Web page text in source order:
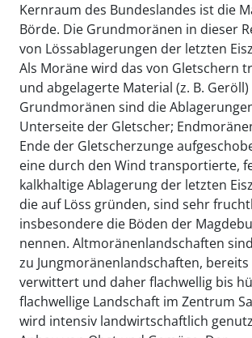
Kernraum des Bundeslandes ist die
Börde. Die Grundmoränen in dieser
von Lössablagerungen der letzten
Als Moräne wird das von Gletschern
und abgelagerte Material (z. B.
Grundmoränen sind die
Unterseite der Gletscher;
Ende der Gletscherzunge
eine durch den Wind transportierte,
kalkhaltige Ablagerung der letzten
die auf Löss gründen, sind sehr
insbesondere die Böden der
nennen. Altmoränenlandschaften
zu Jungmoränenlandschaften,
verwittert und daher flachwellig bis
flachwellige Landschaft im Zentrum
wird intensiv landwirtschaftlich